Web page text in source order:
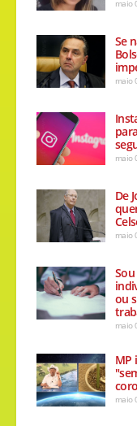
maio
Se
maio
maio
De
maio
ou
maio
MP
maio